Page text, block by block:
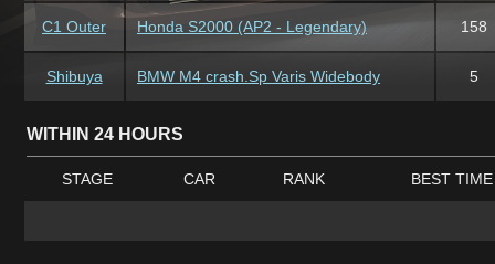
C1 Outer Honda S2000 (AP2 - Legendary) 158
Shibuya BMW M4 crash.Sp Varis Widebody 5
WITHIN 24 HOURS
STAGE CAR RANK BEST TIME